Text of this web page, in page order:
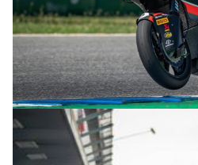
© R. Lekl & S. Wobser